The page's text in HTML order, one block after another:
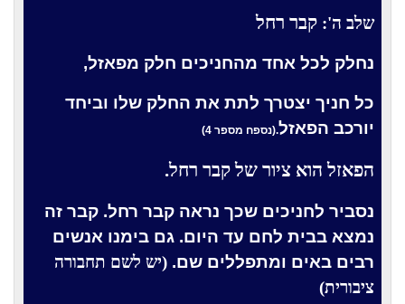
שלב ה': קבר רחל
נחלק לכל אחד מהחניכים חלק מפאזל,
כל חניך יצטרך לתת את החלק שלו וביחד
יורכב הפאזל.(נספח מספר 4)
הפאזל הוא ציור של קבר רחל.
נסביר לחניכים שכך נראה קבר רחל. קבר זה
נמצא בבית לחם עד היום. גם בימנו אנשים
רבים באים ומתפללים שם. (יש לשם תחבורה
ציבורית)